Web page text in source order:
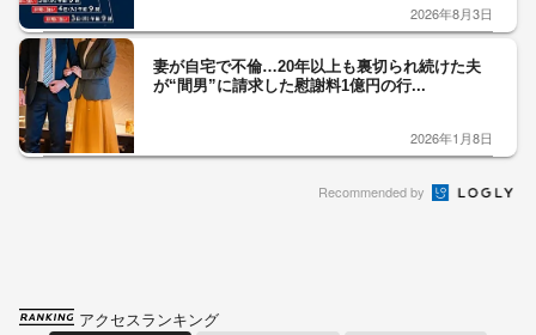
2026年8月3日
妻が自宅で不倫…20年以上も裏切られ続けた夫
が“間男”に請求した慰謝料1億円の行...
2026年1月8日
Recommended by
アクセスランキング